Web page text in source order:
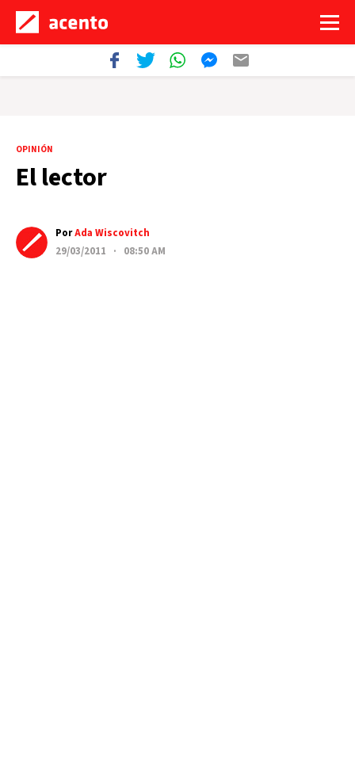
OPINIÓN
El lector
PorAda Wiscovitch
29/03/2011 · 08:50 AM